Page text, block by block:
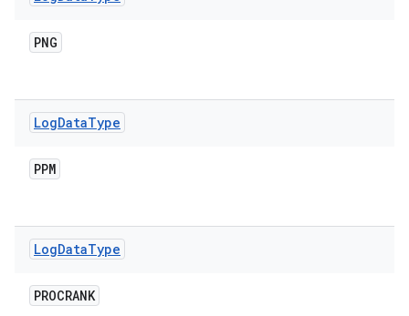
PNG
LogDataType
PPM
LogDataType
PROCRANK